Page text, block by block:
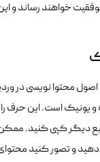
خواهند رساند و
محتوا نویسی در
یونیک است. این حرف را
دیگر کپی کنید.
دهید و تصور کنید